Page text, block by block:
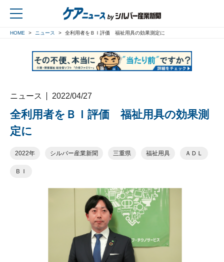
HOME ニュース 全利用者をＢＩ評価 福祉用具の効果測定に
ニュース 2022/04/27
全利用者をＢＩ評価 福祉用具の効果測
定に
2022年 シルバー産業新聞 三重県 福祉用具 ＡＤＬ
ＢＩ